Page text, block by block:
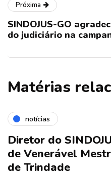
Próxima
SINDOJUS-GO
do judiciário na
Matérias
notícias
Diretor do
de Venerável
de Trindade